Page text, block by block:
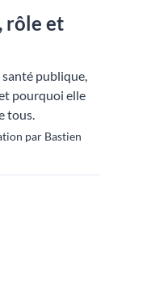
rôle et
publique,
pourquoi elle
tous.
par Bastien